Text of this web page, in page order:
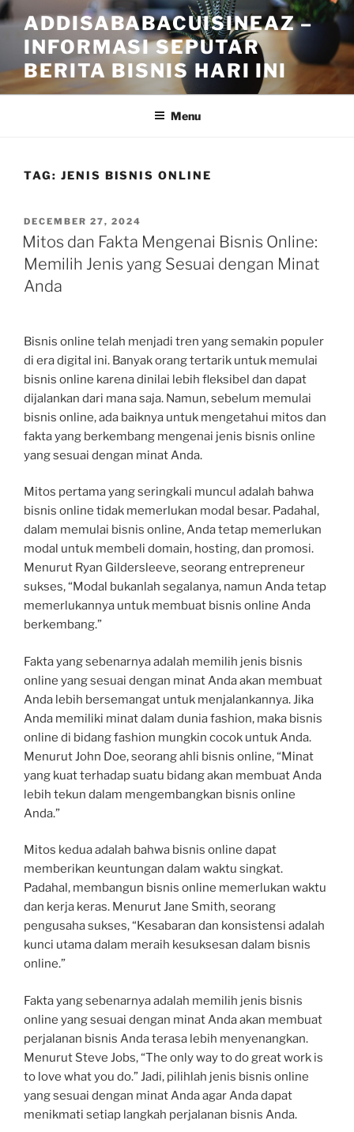
Skip
to
content
ADDISABABACUISINEAZ –
INFORMASI SEPUTAR
BERITA BISNIS HARI INI
Menu
TAG: JENIS BISNIS ONLINE
POSTED
ON
DECEMBER 27, 2024
Mitos dan Fakta Mengenai Bisnis Online:
Memilih Jenis yang Sesuai dengan Minat
Anda
Bisnis online telah menjadi tren yang semakin populer
di era digital ini. Banyak orang tertarik untuk memulai
bisnis online karena dinilai lebih fleksibel dan dapat
dijalankan dari mana saja. Namun, sebelum memulai
bisnis online, ada baiknya untuk mengetahui mitos dan
fakta yang berkembang mengenai jenis bisnis online
yang sesuai dengan minat Anda.
Mitos pertama yang seringkali muncul adalah bahwa
bisnis online tidak memerlukan modal besar. Padahal,
dalam memulai bisnis online, Anda tetap memerlukan
modal untuk membeli domain, hosting, dan promosi.
Menurut Ryan Gildersleeve, seorang entrepreneur
sukses, “Modal bukanlah segalanya, namun Anda tetap
memerlukannya untuk membuat bisnis online Anda
berkembang.”
Fakta yang sebenarnya adalah memilih jenis bisnis
online yang sesuai dengan minat Anda akan membuat
Anda lebih bersemangat untuk menjalankannya. Jika
Anda memiliki minat dalam dunia fashion, maka bisnis
online di bidang fashion mungkin cocok untuk Anda.
Menurut John Doe, seorang ahli bisnis online, “Minat
yang kuat terhadap suatu bidang akan membuat Anda
lebih tekun dalam mengembangkan bisnis online
Anda.”
Mitos kedua adalah bahwa bisnis online dapat
memberikan keuntungan dalam waktu singkat.
Padahal, membangun bisnis online memerlukan waktu
dan kerja keras. Menurut Jane Smith, seorang
pengusaha sukses, “Kesabaran dan konsistensi adalah
kunci utama dalam meraih kesuksesan dalam bisnis
online.”
Fakta yang sebenarnya adalah memilih jenis bisnis
online yang sesuai dengan minat Anda akan membuat
perjalanan bisnis Anda terasa lebih menyenangkan.
Menurut Steve Jobs, “The only way to do great work is
to love what you do.” Jadi, pilihlah jenis bisnis online
yang sesuai dengan minat Anda agar Anda dapat
menikmati setiap langkah perjalanan bisnis Anda.